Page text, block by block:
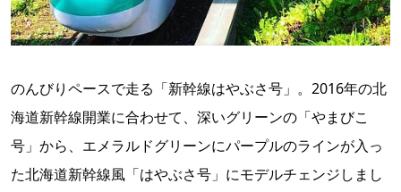
のんびりペースで走る「新幹線はやぶさ号」。2016年の北
海道新幹線開業に合わせて、深いグリーンの「やまびこ
号」から、エメラルドグリーンにパープルのラインが入っ
た北海道新幹線風「はやぶさ号」にモデルチェンジしまし